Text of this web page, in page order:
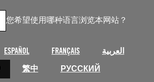
您希望使用哪种语言浏览本网站？
ESPAÑOL FRANÇAIS
العربية
繁中 РУССКИЙ